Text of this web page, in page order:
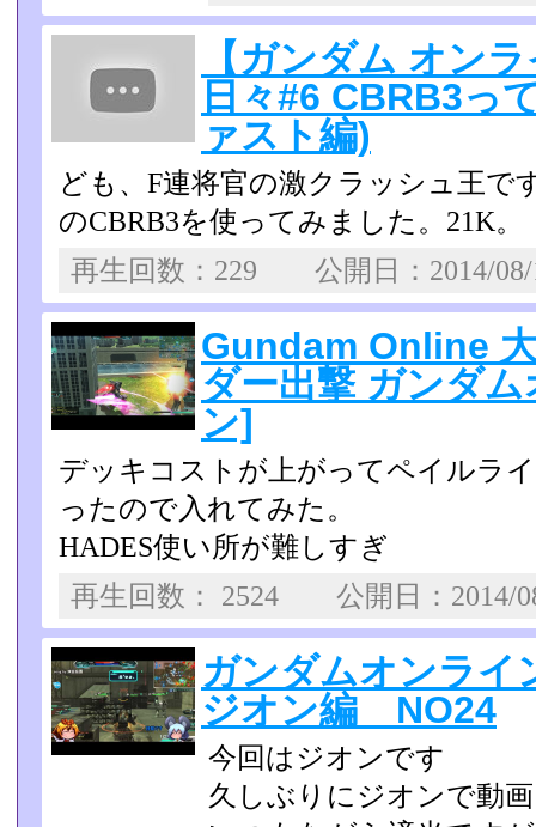
【ガンダム オン
日々#6 CBRB3っ
ァスト編)
ども、F連将官の激クラッシュ王で
のCBRB3を使ってみ­ました。21K。
再生回数：229 公開日：
Gundam Online
ダー出撃 ガンダ
ン]
デッキコストが上がってペイルラ
ったので入れてみた。
HADES使い所が難しすぎ
再生回数： 2524 公開日：
ガンダムオンラ
ジオン編 NO24
今回はジオンです
久しぶりにジオンで動